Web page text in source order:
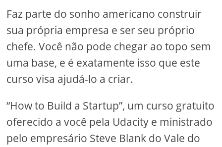
Faz parte do sonho americano construir
sua própria empresa e ser seu próprio
chefe. Você não pode chegar ao topo sem
uma base, e é exatamente isso que este
curso visa ajudá-lo a criar.
“How to Build a Startup”, um curso gratuito
oferecido a você pela Udacity e ministrado
pelo empresário Steve Blank do Vale do